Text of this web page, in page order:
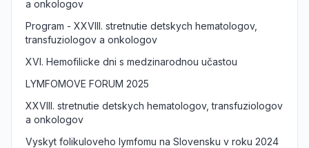
a onkologov
Program - XXVIII. stretnutie detskych hematologov,
transfuziologov a onkologov
XVI. Hemofilicke dni s medzinarodnou učastou
LYMFOMOVE FORUM 2025
XXVIII. stretnutie detskych hematologov, transfuziologov
a onkologov
Vyskyt folikuloveho lymfomu na Slovensku v roku 2024